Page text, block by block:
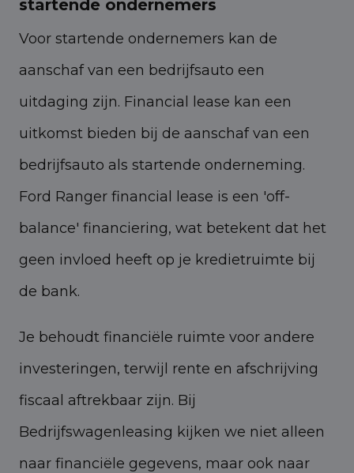
startende ondernemers
Voor startende ondernemers kan de
aanschaf van een bedrijfsauto een
uitdaging zijn. Financial lease kan een
uitkomst bieden bij de aanschaf van een
bedrijfsauto als startende onderneming.
Ford Ranger financial lease is een 'off-
balance' financiering, wat betekent dat het
geen invloed heeft op je kredietruimte bij
de bank.
Je behoudt financiële ruimte voor andere
investeringen, terwijl rente en afschrijving
fiscaal aftrekbaar zijn. Bij
Bedrijfswagenleasing kijken we niet alleen
naar financiële gegevens, maar ook naar